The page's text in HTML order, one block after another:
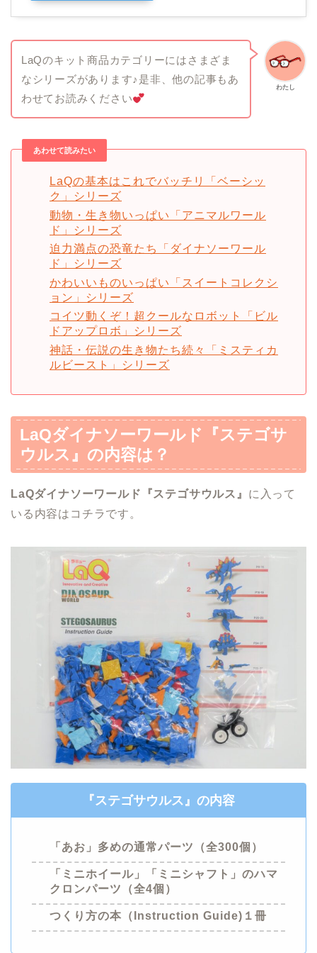
わたし
LaQのキット商品カテゴリーにはさまざま
なシリーズがあります♪是非、他の記事もあ
わせてお読みください
あわせて読みたい
LaQの基本はこれでバッチリ「ベーシッ
ク」シリーズ
動物・生き物いっぱい「アニマルワール
ド」シリーズ
迫力満点の恐竜たち「ダイナソーワール
ド」シリーズ
かわいいものいっぱい「スイートコレクシ
ョン」シリーズ
コイツ動くぞ！超クールなロボット「ビル
ドアップロボ」シリーズ
神話・伝説の生き物たち続々「ミスティカ
ルビースト」シリーズ
LaQダイナソーワールド『ステゴサ
ウルス』 の内容は？
LaQダイナソーワールド 『ステゴサウルス』 に入って
いる内容はコチラです。
『ステゴサウルス』 の内容
「あお」多めの通常パーツ （全300個）
「ミニホイール」「ミニシャフト」のハマ
クロンパーツ（全4個）
つくり方の本（Instruction Guide)１冊